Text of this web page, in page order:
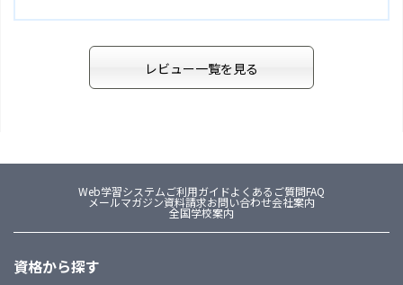
レビュー一覧を見る
Web学習システムご利用ガイドよくあるご質問FAQ
メールマガジン資料請求お問い合わせ会社案内
全国学校案内
資格から探す